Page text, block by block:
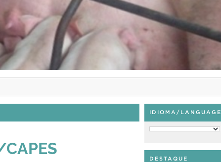
IDIOMA/LANGUAGE
DESTAQUE